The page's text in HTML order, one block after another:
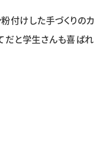
付けした手づくりのカ
だと学生さんも喜ばれ